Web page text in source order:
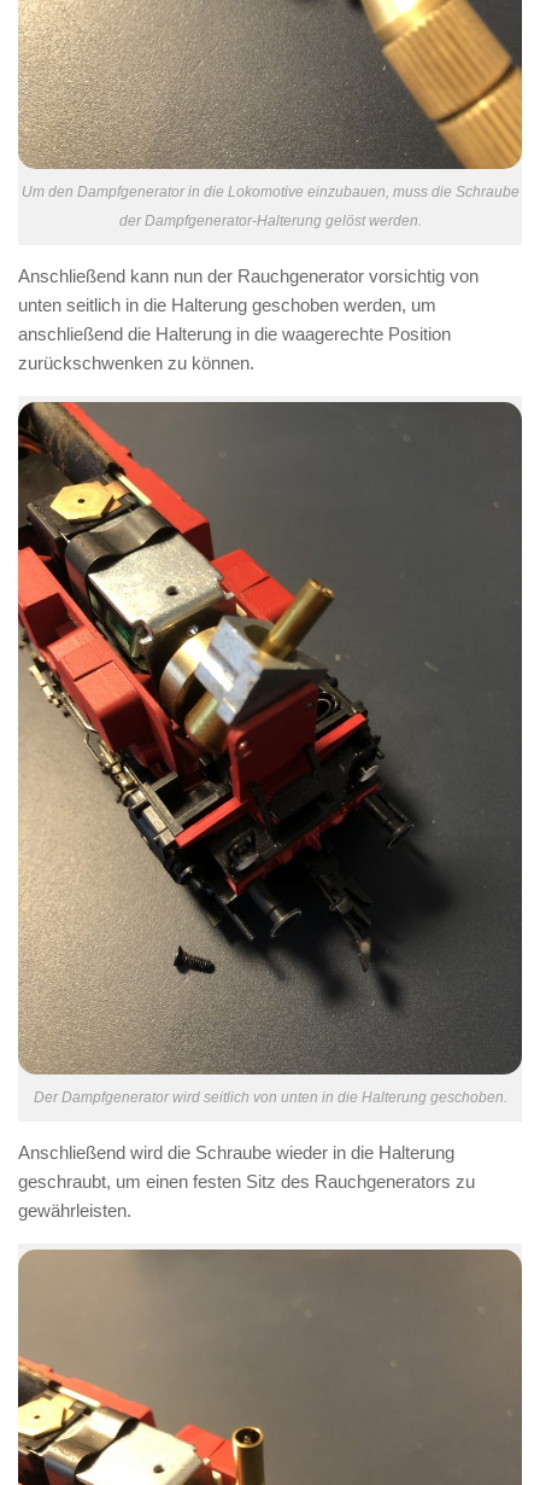
Um den Dampfgenerator in die Lokomotive einzubauen, muss die Schraube
der Dampfgenerator-Halterung gelöst werden.
Anschließend kann nun der Rauchgenerator vorsichtig von
unten seitlich in die Halterung geschoben werden, um
anschließend die Halterung in die waagerechte Position
zurückschwenken zu können.
Der Dampfgenerator wird seitlich von unten in die Halterung geschoben.
Anschließend wird die Schraube wieder in die Halterung
geschraubt, um einen festen Sitz des Rauchgenerators zu
gewährleisten.